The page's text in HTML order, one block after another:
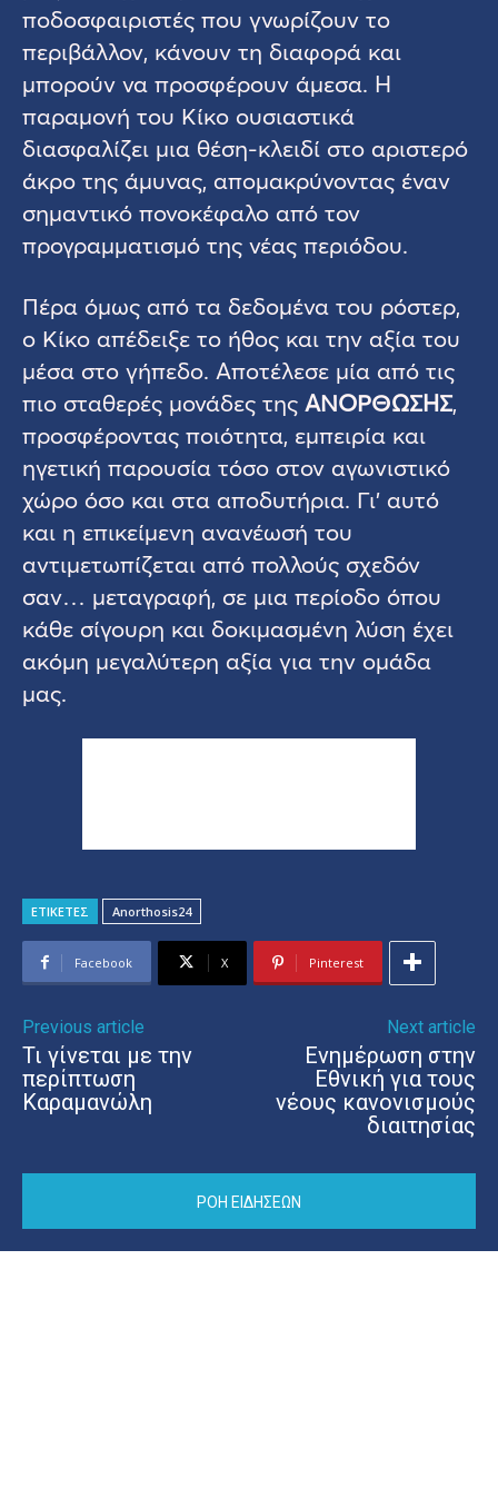
ποδοσφαιριστές που γνωρίζουν το
περιβάλλον, κάνουν τη διαφορά και
μπορούν να προσφέρουν άμεσα. Η
παραμονή του Κίκο ουσιαστικά
διασφαλίζει μια θέση-κλειδί στο αριστερό
άκρο της άμυνας, απομακρύνοντας έναν
σημαντικό πονοκέφαλο από τον
προγραμματισμό της νέας περιόδου.
Πέρα όμως από τα δεδομένα του ρόστερ,
ο Κίκο απέδειξε το ήθος και την αξία του
μέσα στο γήπεδο. Αποτέλεσε μία από τις
πιο σταθερές μονάδες της ΑΝΟΡΘΩΣΗΣ,
προσφέροντας ποιότητα, εμπειρία και
ηγετική παρουσία τόσο στον αγωνιστικό
χώρο όσο και στα αποδυτήρια. Γι’ αυτό
και η επικείμενη ανανέωσή του
αντιμετωπίζεται από πολλούς σχεδόν
σαν… μεταγραφή, σε μια περίοδο όπου
κάθε σίγουρη και δοκιμασμένη λύση έχει
ακόμη μεγαλύτερη αξία για την ομάδα
μας.
ΕΤΙΚΕΤΕΣ Anorthosis24
Facebook X Pinterest
Previous article
Τι γίνεται με την
περίπτωση
Καραμανώλη
Next article
Ενημέρωση στην
Εθνική για τους
νέους κανονισμούς
διαιτησίας
ΡΟΗ ΕΙΔΗΣΕΩΝ